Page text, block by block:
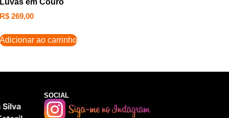
Luvas em Couro
R$ 269,00
Adicionar ao carrinho
SOCIAL